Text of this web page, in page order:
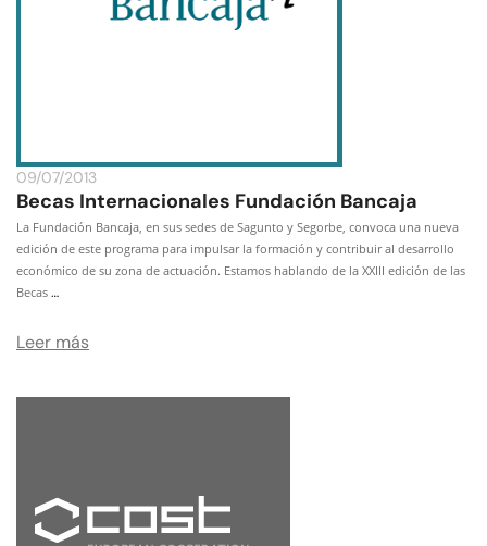
09/07/2013
Becas Internacionales Fundación Bancaja
La Fundación Bancaja, en sus sedes de Sagunto y Segorbe, convoca una nueva
edición de este programa para impulsar la formación y contribuir al desarrollo
económico de su zona de actuación. Estamos hablando de la XXIII edición de las
Becas …
Leer más